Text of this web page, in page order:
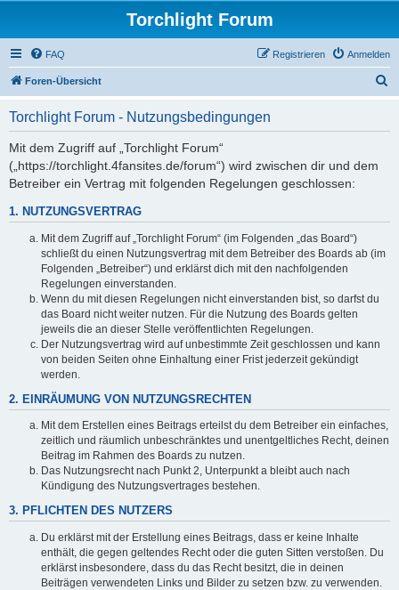
Torchlight Forum
FAQ Anmelden
Registrieren
Foren-Übersicht
Torchlight Forum - Nutzungsbedingungen
Mit dem Zugriff auf „Torchlight Forum“
(„https://torchlight.4fansites.de/forum“) wird zwischen dir und dem
Betreiber ein Vertrag mit folgenden Regelungen geschlossen:
1. NUTZUNGSVERTRAG
Mit dem Zugriff auf „Torchlight Forum“ (im Folgenden „das Board“)
schließt du einen Nutzungsvertrag mit dem Betreiber des Boards ab (im
Folgenden „Betreiber“) und erklärst dich mit den nachfolgenden
Regelungen einverstanden.
Wenn du mit diesen Regelungen nicht einverstanden bist, so darfst du
das Board nicht weiter nutzen. Für die Nutzung des Boards gelten
jeweils die an dieser Stelle veröffentlichten Regelungen.
Der Nutzungsvertrag wird auf unbestimmte Zeit geschlossen und kann
von beiden Seiten ohne Einhaltung einer Frist jederzeit gekündigt
werden.
2. EINRÄUMUNG VON NUTZUNGSRECHTEN
Mit dem Erstellen eines Beitrags erteilst du dem Betreiber ein einfaches,
zeitlich und räumlich unbeschränktes und unentgeltliches Recht, deinen
Beitrag im Rahmen des Boards zu nutzen.
Das Nutzungsrecht nach Punkt 2, Unterpunkt a bleibt auch nach
Kündigung des Nutzungsvertrages bestehen.
3. PFLICHTEN DES NUTZERS
Du erklärst mit der Erstellung eines Beitrags, dass er keine Inhalte
enthält, die gegen geltendes Recht oder die guten Sitten verstoßen. Du
erklärst insbesondere, dass du das Recht besitzt, die in deinen
Beiträgen verwendeten Links und Bilder zu setzen bzw. zu verwenden.